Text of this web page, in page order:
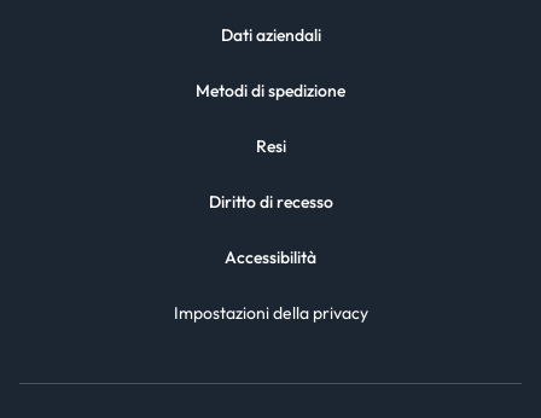
Dati aziendali
Metodi di spedizione
Resi
Diritto di recesso
Accessibilità
Impostazioni della privacy